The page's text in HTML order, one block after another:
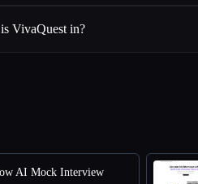
VivaQuest in?
AI Mock Interview